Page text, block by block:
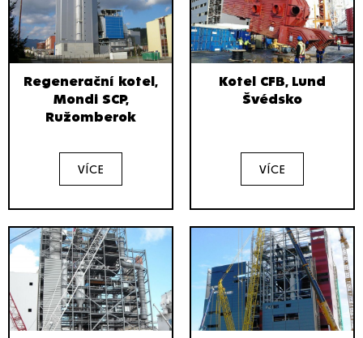
Regenerační kotel,
Mondi SCP,
Ružomberok
VÍCE
Kotel CFB, Lund
Švédsko
VÍCE